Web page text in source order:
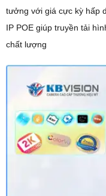
tưởng với giá cực kỳ hấp dẫn. Sản phẩm được trang bị
IP POE giúp truyền tải
chất lượng